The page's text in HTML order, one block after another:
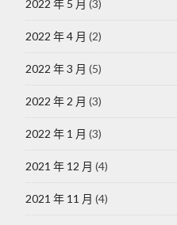
2022 年 5 月 (3)
2022 年 4 月 (2)
2022 年 3 月 (5)
2022 年 2 月 (3)
2022 年 1 月 (3)
2021 年 12 月 (4)
2021 年 11 月 (4)